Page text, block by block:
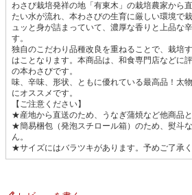
わさび栽培発祥の地「有東木」の栽培農家から
たい水が流れ、本わさびの生育に厳しい環境で
ュッと身が詰まっていて、濃厚な香りと上品な
す。
独自のこだわり品種改良を重ねることで、栽培
はことなります。本商品は、和食専門店などに
の本わさびです。
味、辛味、形状、ともに優れている最高品！太
にオススメです。
【ご注意ください】
★産地から直送のため、うなぎ蒲焼など他商品と
★簡易梱包（発泡スチロール箱）のため、熨斗
ん。
★サイズにはバラツキがあります。予めご了承く